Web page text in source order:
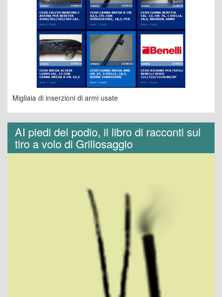
Migliaia di inserzioni di armi usate
AI piedi del podio, il libro di racconti sul
tiro a volo di Grillosaggio